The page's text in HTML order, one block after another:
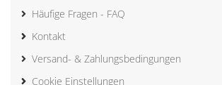
Häufige Fragen - FAQ
Kontakt
Versand- & Zahlungsbedingungen
Cookie Einstellungen